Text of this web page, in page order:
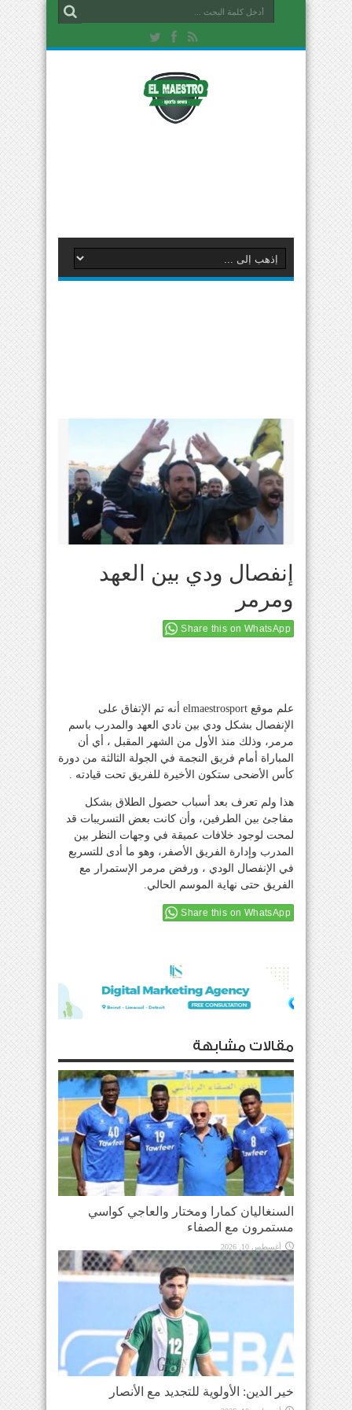
إنفصال ودي بين العهد
ومرمر
Share this on WhatsApp
علم موقع elmaestrosport أنه تم الإتفاق على
الإنفصال بشكل ودي بين نادي العهد والمدرب باسم
مرمر، وذلك منذ الأول من الشهر المقبل ، أي أن
المباراة أمام فريق النجمة في الجولة الثالثة من دورة
كأس الأضحى ستكون الأخيرة للفريق تحت قيادته .
هذا ولم تعرف بعد أسباب حصول الطلاق بشكل
مفاجئ بين الطرفين، وأن كانت بعض التسريبات قد
لمحت لوجود خلافات عميقة في وجهات النظر بين
المدرب وإدارة الفريق الأصفر، وهو ما أدى للتسربع
في الإنفصال الودي ، ورفض مرمر الإستمرار مع
الفريق حتى نهاية الموسم الحالي.
Share this on WhatsApp
مقالات مشابهة
السنغاليان كمارا ومختار والعاجي كواسي
مستمرون مع الصفاء
أغسطس 10, 2026
خير الدين: الأولوية للتجديد مع الأنصار